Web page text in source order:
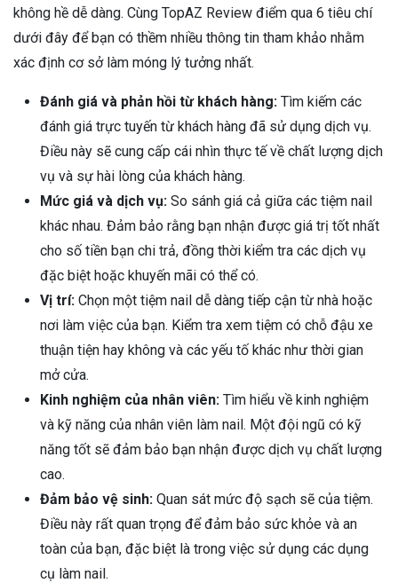
không hề dễ dàng. Cùng TopAZ Review điểm qua 6 tiêu chí
dưới đây để bạn có thềm nhiều thông tin tham khảo nhằm
xác định cơ sở làm móng lý tưởng nhất.
Đánh giá và phản hồi từ khách hàng: Tìm kiếm các
đánh giá trực tuyến từ khách hàng đã sử dụng dịch vụ.
Điều này sẽ cung cấp cái nhìn thực tế về chất lượng dịch
vụ và sự hài lòng của khách hàng.
Mức giá và dịch vụ: So sánh giá cả giữa các tiệm nail
khác nhau. Đảm bảo rằng bạn nhận được giá trị tốt nhất
cho số tiền bạn chi trả, đồng thời kiểm tra các dịch vụ
đặc biệt hoặc khuyến mãi có thể có.
Vị trí: Chọn một tiệm nail dễ dàng tiếp cận từ nhà hoặc
nơi làm việc của bạn. Kiểm tra xem tiệm có chỗ đậu xe
thuận tiện hay không và các yếu tố khác như thời gian
mở cửa.
Kinh nghiệm của nhân viên: Tìm hiểu về kinh nghiệm
và kỹ năng của nhân viên làm nail. Một đội ngũ có kỹ
năng tốt sẽ đảm bảo bạn nhận được dịch vụ chất lượng
cao.
Đảm bảo vệ sinh: Quan sát mức độ sạch sẽ của tiệm.
Điều này rất quan trọng để đảm bảo sức khỏe và an
toàn của bạn, đặc biệt là trong việc sử dụng các dụng
cụ làm nail.